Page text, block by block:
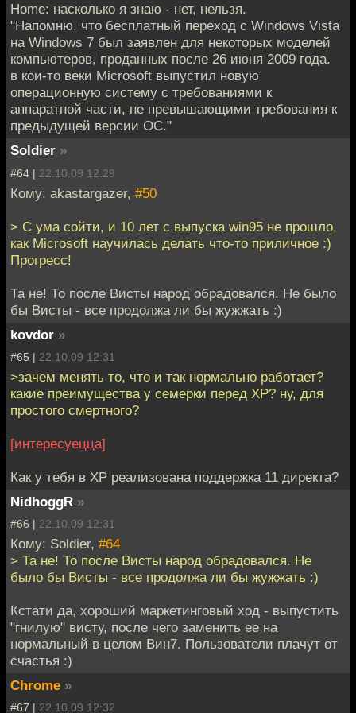
Home: насколько я знаю - нет, нельзя.
"Напомню, что бесплатный переход с Windows Vista
на Windows 7 был заявлен для некоторых моделей
компьютеров, проданных после 26 июня 2009 года.
в кои-то веки Microsoft выпустил новую
операционную систему с требованиями к
аппаратной части, не превышающими требования к
предыдущей версии ОС."
Soldier »
#64 | 22.10.09 12:29
Кому: akastargazer, #50
> С ума сойти, и 10 лет с выпуска win95 не прошло,
как Microsoft научилась делать что-то приличное :)
Прогресс!
Та не! То после Висты народ обрадовался. Не было
бы Висты - все продолжа ли бы жужжать :)
kovdor »
#65 | 22.10.09 12:31
>зачем менять то, что и так нормально работает?
какие преимущества у семерки перед ХР? ну, для
простого смертного?
[интересуецца]
Как у тебя в ХР реализована поддержка 11 директа?
NidhoggR »
#66 | 22.10.09 12:31
Кому: Soldier, #64
> Та не! То после Висты народ обрадовался. Не
было бы Висты - все продолжа ли бы жужжать :)
Кстати да, хороший маркетинговый ход - выпустить
"гнилую" висту, после чего заменить ее на
нормальный в целом Вин7. Пользователи плачут от
счастья :)
Chrome »
#67 | 22.10.09 12:32